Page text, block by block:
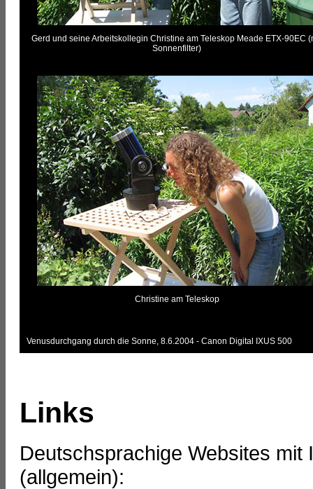
Gerd und seine Arbeitskollegin Christine am Teleskop Meade ETX-90EC
Sonnenfilter)
Christine am Teleskop
Venusdurchgang durch die Sonne, 8.6.2004 - Canon Digital IXUS 500
Links
Deutschsprachige Websites
(allgemein):